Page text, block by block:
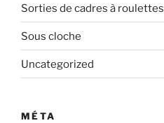
Sorties de cadres à roulettes
Sous cloche
Uncategorized
MÉTA